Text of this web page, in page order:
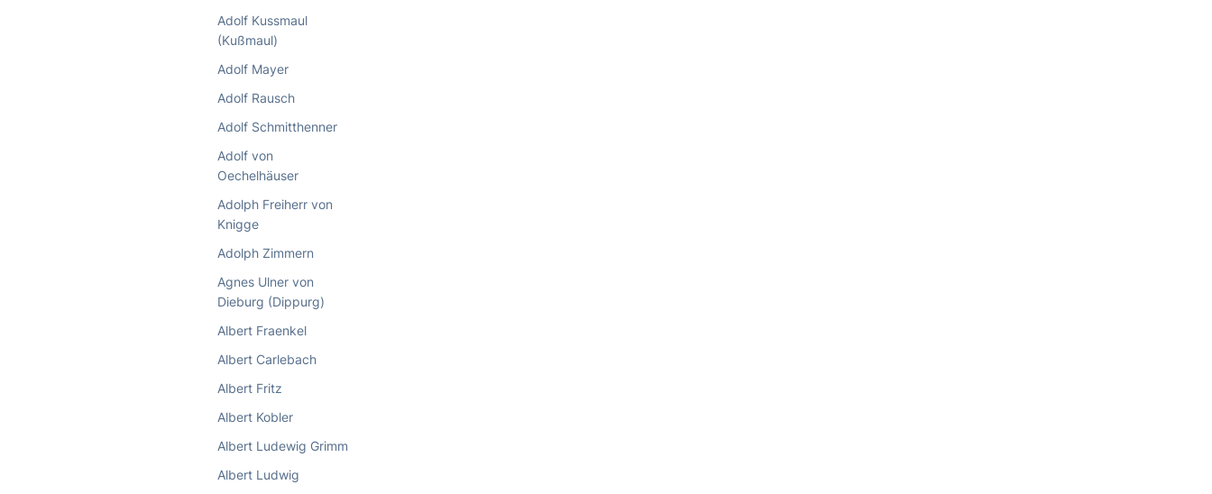
Adolf Kussmaul
(Kußmaul)
Adolf Mayer
Adolf Rausch
Adolf Schmitthenner
Adolf von
Oechelhäuser
Adolph Freiherr von
Knigge
Adolph Zimmern
Agnes Ulner von
Dieburg (Dippurg)
Albert Fraenkel
Albert Carlebach
Albert Fritz
Albert Kobler
Albert Ludewig Grimm
Albert Ludwig